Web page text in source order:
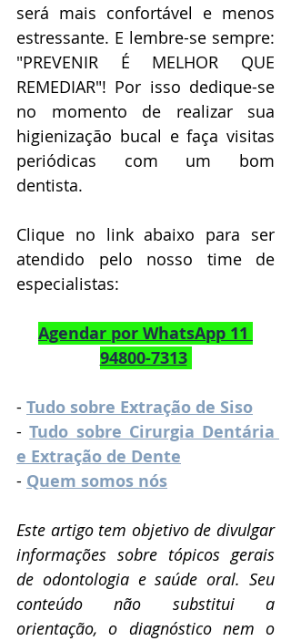
será mais confortável e menos
estressante. E lembre-se sempre:
"PREVENIR É MELHOR QUE
REMEDIAR"! Por isso dedique-se
no momento de realizar sua
higienização bucal e faça visitas
periódicas com um bom
dentista.
Clique no link abaixo para ser
atendido pelo nosso time de
especialistas:
Agendar por WhatsApp 11
94800-7313
- Tudo sobre Extração de Siso
- Tudo sobre Cirurgia Dentária
e Extração de Dente
- Quem somos nós
Este artigo tem objetivo de divulgar
informações sobre tópicos gerais
de odontologia e saúde oral. Seu
conteúdo não substitui a
orientação, o diagnóstico nem o